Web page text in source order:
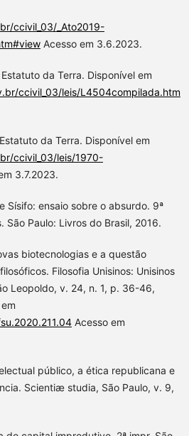
ccivil_03/_Ato2019-
Acesso em 3.6.2023.
da Terra. Disponível em
ccivil_03/leis/L4504compilada.htm
da Terra. Disponível em
ccivil_03/leis/1970-
3.7.2023.
Sísifo: ensaio sobre o absurdo. 9ª
São Paulo: Livros do Brasil, 2016.
biotecnologias e a questão
Filosofia Unisinos: Unisinos
Leopoldo, v. 24, n. 1, p. 36-46,
Acesso em
público, a ética republicana e
Scientiæ studia, São Paulo, v. 9,